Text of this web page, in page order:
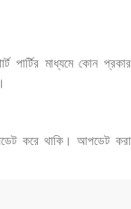
পার্টির মাধ্যমে কোন প্রকার
করে থাকি। আপডেট করা